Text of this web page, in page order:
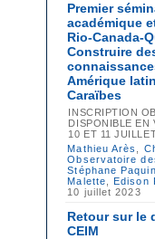
Premier
académique
Rio-Canada-
Construire
Amérique
Caraïbes
INSCRIPTION
DISPONIBLE EN
10 ET 11
Mathieu Arès
Observatoire
Stéphane Paquin
Malette ,Edison
10 juillet 2023
Retour sur le
CEIM